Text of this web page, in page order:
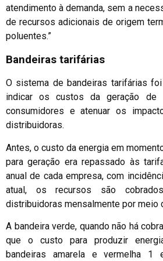
atendimento à demanda, sem a
de recursos adicionais de origem
poluentes.”
Bandeiras tarifárias
O sistema de bandeiras tarifárias
indicar os custos da geração de
consumidores e atenuar os
distribuidoras.
Antes, o custo da energia em
para geração era repassado às
anual de cada empresa, com
atual, os recursos são
distribuidoras mensalmente por meio
A bandeira verde, quando não há
que o custo para produzir
bandeiras amarela e vermelha 1